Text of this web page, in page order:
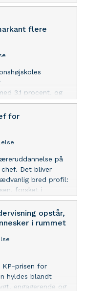
flere
3,1 procent, og
en markant
for
på
chef. Det bliver
bred profil:
forsket i
opstår,
i rummet
KP-prisen for
hyldes blandt
engagerende og